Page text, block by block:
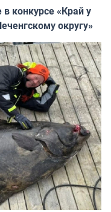
конкурсе «Край у
округу»